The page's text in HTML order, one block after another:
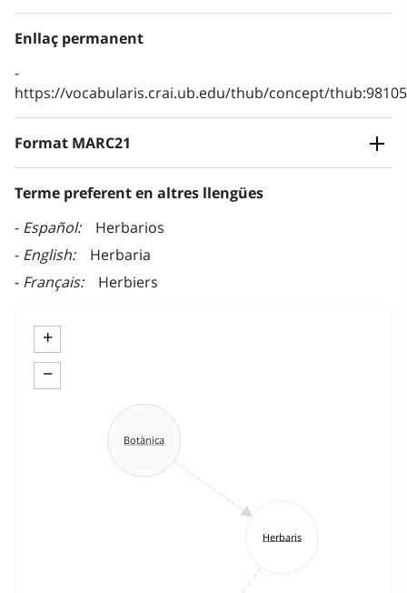
Enllaç permanent
https://vocabularis.crai.ub.edu/thub/concept/
Format MARC21
Terme preferent en altres llengües
Español
Herbarios
English
Herbaria
Français
Herbiers
+
−
Herbaris
Botànica